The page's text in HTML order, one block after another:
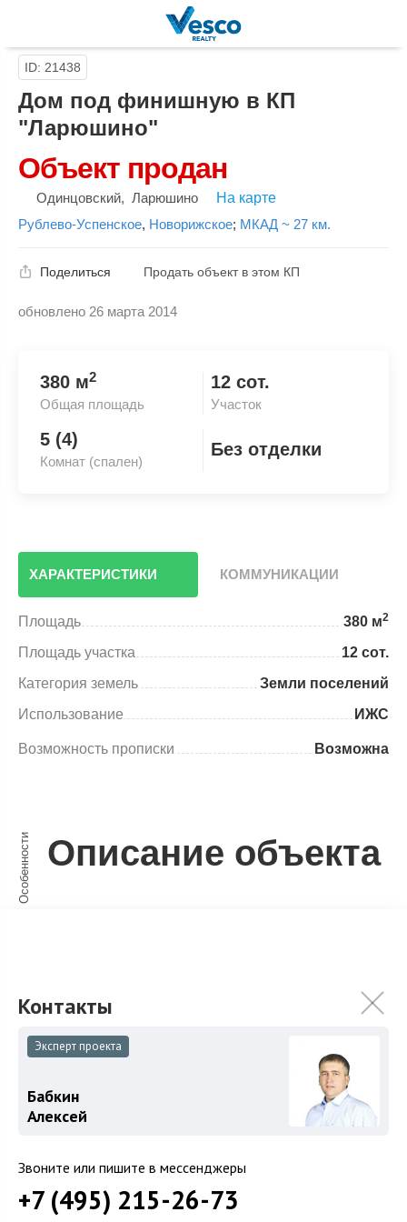
ID: 21438
Дом под финишную в КП
"Ларюшино"
Объект продан
Одинцовский, Ларюшино
На карте
Рублево-Успенское, Новорижское; МКАД ~ 27 км.
обновлено 26 марта 2014
Поделиться Продать объект в этом КП
380 м2
Общая площадь
12 сот.
Участок
5 (4)
Комнат (спален)
Без отделки
ХАРАКТЕРИСТИКИ КОММУНИКАЦИИ
Площадь 380 м2
Площадь участка
12 сот.
Категория земель
Земли поселений
Использование
ИЖС
Возможность прописки Возможна
Особенности Описание объекта
Дом 380 кв.м под финишную отделку + встроенный
пылесос: 5 спален, 3 санузла, гостиная со вторым
светом.
Все центральные коммуникации.
Эксперт проекта
Бабкин
Алексей
Звоните или пишите в мессенджеры
+7 (495) 215-26-73